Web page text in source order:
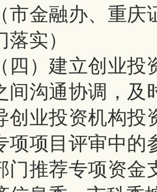
（市金融办、重
落实）
（四）建立创业
间沟通协调，及
创业投资机构投
项项目评审中的
门推荐专项资金